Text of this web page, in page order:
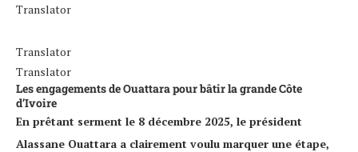
Translator
Translator
Translator
Les engagements de Ouattara pour bâtir la grande Côte
d’Ivoire
En prêtant serment le 8 décembre 2025, le président
Alassane Ouattara a clairement voulu marquer une étape,